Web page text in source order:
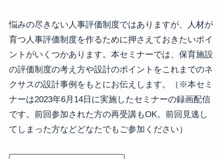
悩みの尽きない人事評価制度ではありますが、人材が
育つ人事評価制度を作るために押さえておきたいポイ
ントがいくつかあります。本セミナーでは、保育施設
の評価制度の考え方や設計のポイントをこれまでのネ
クサスの設計事例をもとにお伝えします。（※本セミ
ナーは2023年6月14日に実施したセミナーの録画配信
です。前回参加された方の再受講もOK。前回見逃し
てしまった方などどなたでもご参加ください）